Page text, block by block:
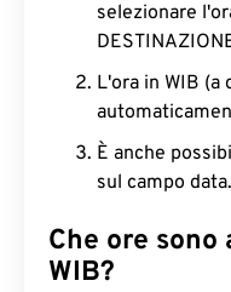
selezionare
L'ora in WIB (a
È anche
sul campo data.
Che ore sono
WIB?